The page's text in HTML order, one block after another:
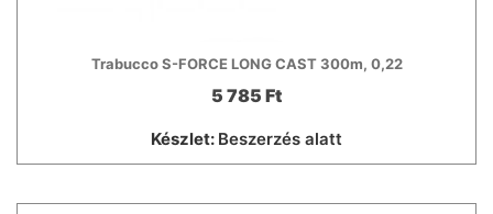
Trabucco S-FORCE LONG CAST 300m, 0,22
5 785 Ft
Készlet: Beszerzés alatt